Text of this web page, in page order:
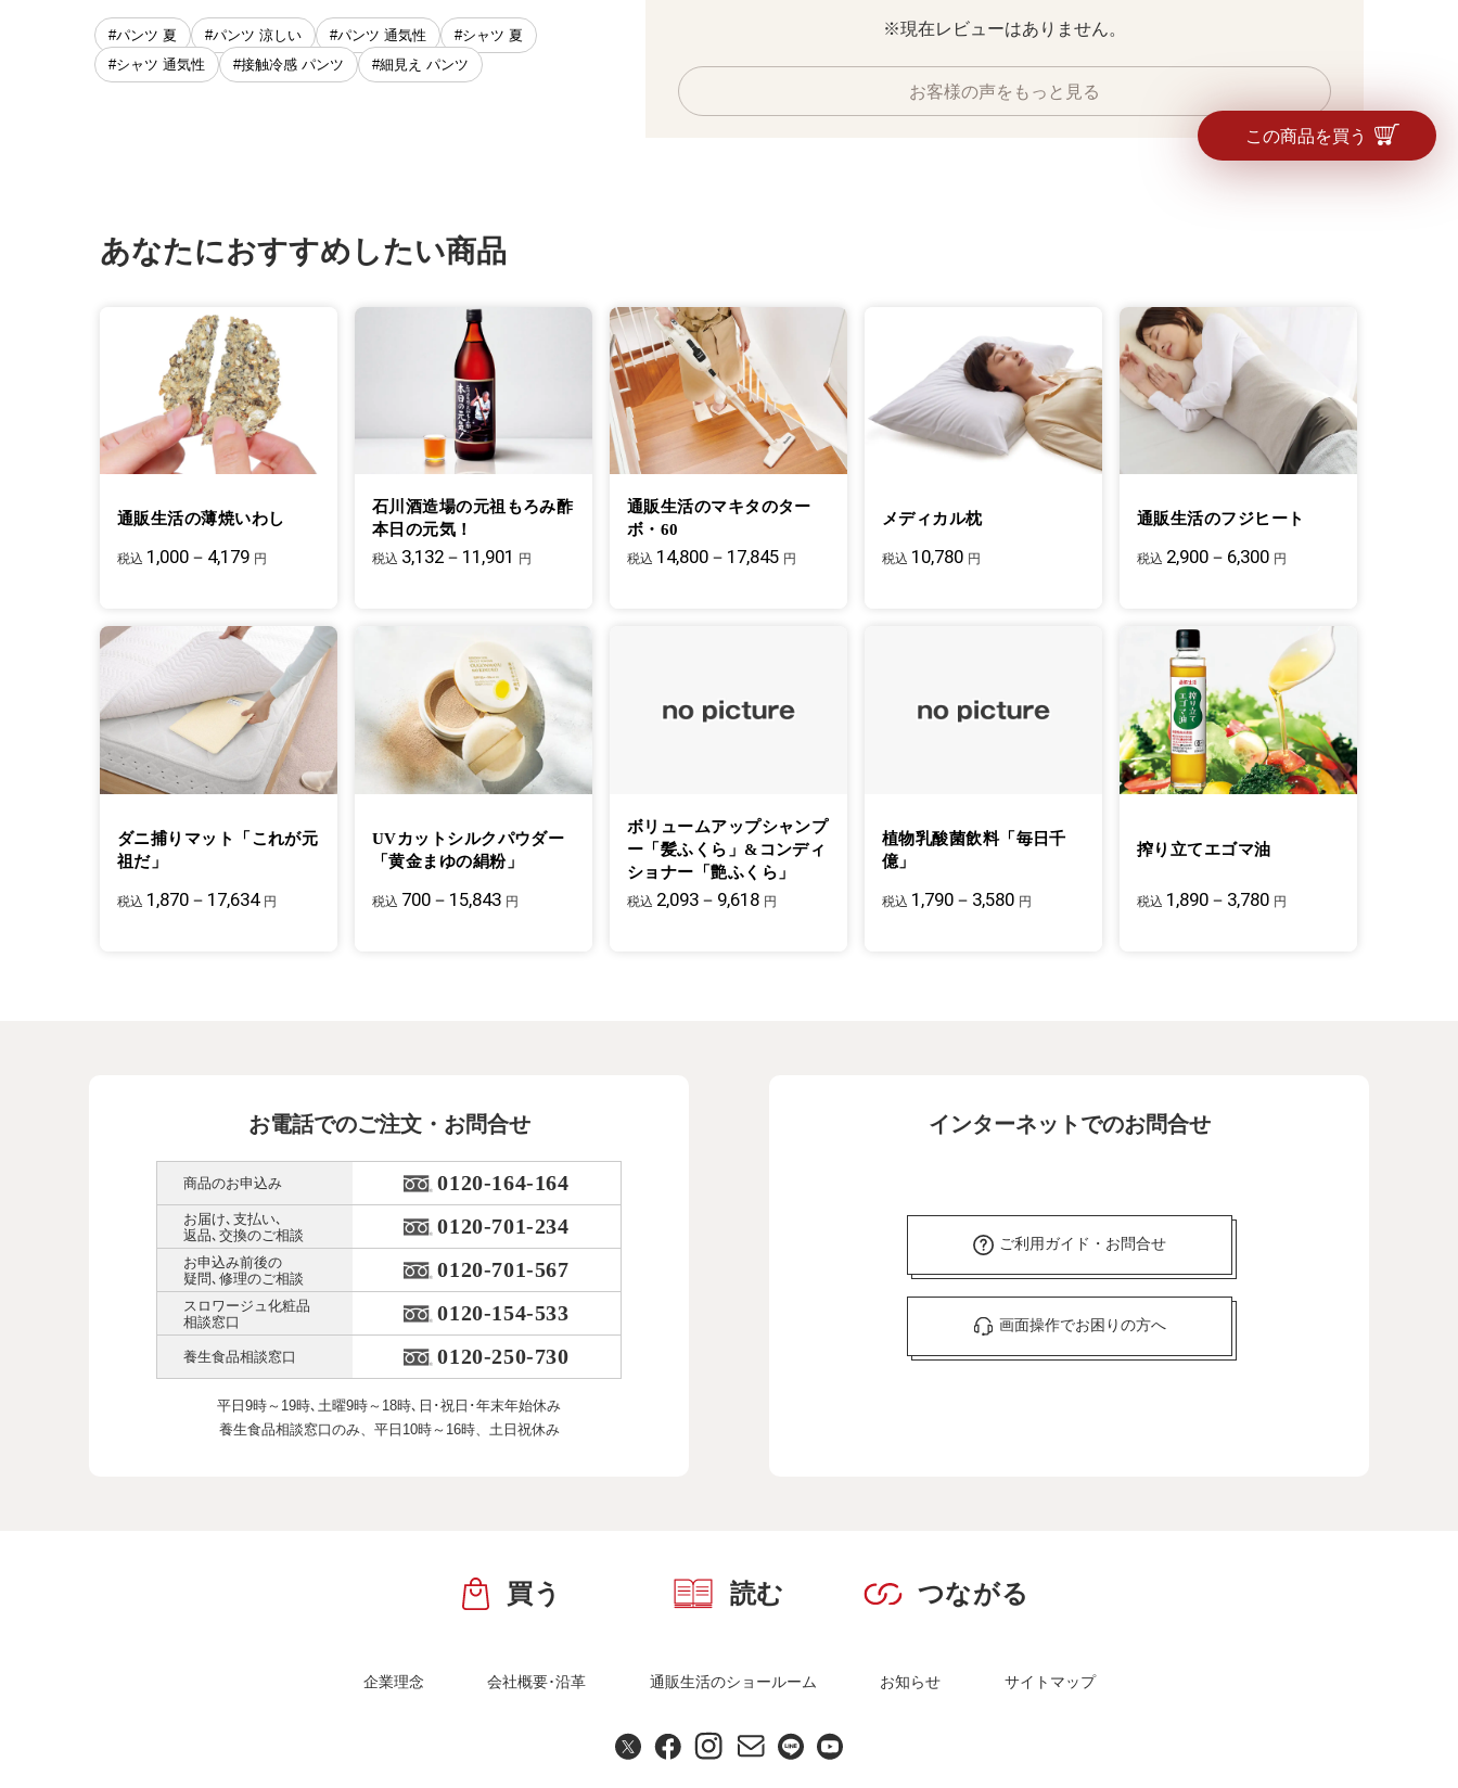
#パンツ 夏 #パンツ 涼しい #パンツ 通気性
#シャツ 夏
#シャツ 通気性
#接触冷感 パンツ #細見え パンツ
※現在レビューはありません。
お客様の声をもっと見る
この商品を買う
あなたにおすすめしたい商品
通販生活の薄焼いわし
税込 1,000－4,179 円
石川酒造場の元祖もろみ酢
本日の元気！
税込 3,132－11,901 円
通販生活のマキタのター
ボ・60
税込 14,800－17,845 円
メディカル枕
税込 10,780 円
通販生活のフジヒート
税込 2,900－6,300 円
ダニ捕りマット「これが元
祖だ」
税込 1,870－17,634 円
UVカットシルクパウダー
「黄金まゆの絹粉」
税込 700－15,843 円
ボリュームアップシャンプ
ー「髪ふくら」&コンディ
ショナー「艶ふくら」
税込 2,093－9,618 円
植物乳酸菌飲料「毎日千
億」
税込 1,790－3,580 円
搾り立てエゴマ油
税込 1,890－3,780 円
お電話でのご注文・お問合せ
商品のお申込み 0120-164-164
お届け､支払い､
返品､交換のご相談
0120-701-234
お申込み前後の
疑問､修理のご相談
0120-701-567
スロワージュ化粧品
相談窓口
0120-154-533
養生食品相談窓口 0120-250-730
平日9時～19時､土曜9時～18時､ 日･祝日･年末年始休み
養生食品相談窓口のみ、 平日10時～16時、土日祝休み
インターネットでのお問合せ
ご利用ガイド・お問合せ
画面操作でお困りの方へ
買う 読む つながる
企業理念 会社概要･沿革 通販生活のショールーム お知らせ サイトマップ